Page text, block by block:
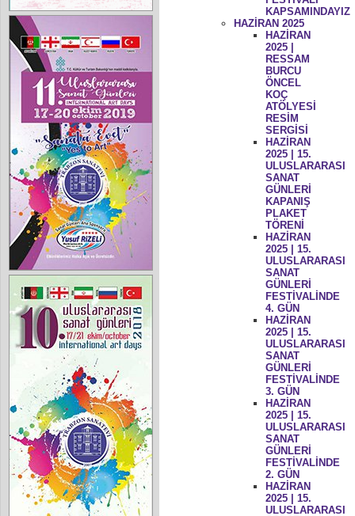
KAPSAMINDAYIZ
HAZİRAN 2025
HAZİRAN
2025 |
RESSAM
BURCU
ÖNCEL
KOÇ
ATÖLYESİ
RESİM
SERGİSİ
HAZİRAN
2025 | 15.
ULUSLARARASI
SANAT
GÜNLERİ
KAPANIŞ
PLAKET
TÖRENİ
HAZİRAN
2025 | 15.
ULUSLARARASI
SANAT
GÜNLERİ
FESTİVALİNDE
4. GÜN
HAZİRAN
2025 | 15.
ULUSLARARASI
SANAT
GÜNLERİ
FESTİVALİNDE
3. GÜN
HAZİRAN
2025 | 15.
ULUSLARARASI
SANAT
GÜNLERİ
FESTİVALİNDE
2. GÜN
HAZİRAN
2025 | 15.
ULUSLARARASI